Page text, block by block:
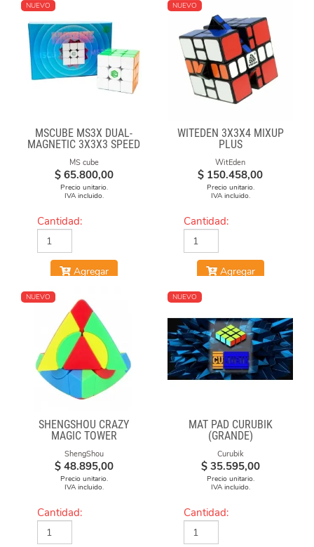
NUEVO
MSCUBE MS3X DUAL-
MAGNETIC 3X3X3 SPEED
CUBE STICKERLESS
MS cube
$ 65.800,00
Precio unitario.
IVA incluido.
Cantidad:
Agregar
NUEVO
WITEDEN 3X3X4 MIXUP
PLUS
WitEden
$ 150.458,00
Precio unitario.
IVA incluido.
Cantidad:
Agregar
NUEVO
SHENGSHOU CRAZY
MAGIC TOWER
ShengShou
$ 48.895,00
Precio unitario.
IVA incluido.
Cantidad:
NUEVO
MAT PAD CURUBIK
(GRANDE)
Curubik
$ 35.595,00
Precio unitario.
IVA incluido.
Cantidad: